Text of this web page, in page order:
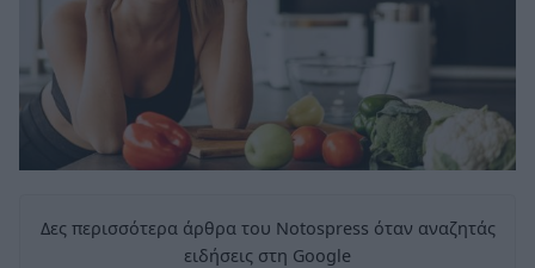
Δες περισσότερα άρθρα του Notospress όταν αναζητάς
ειδήσεις στη Google